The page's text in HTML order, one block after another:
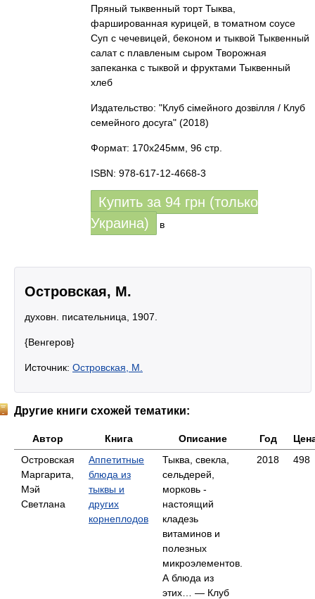
Пряный тыквенный торт Тыква,
фаршированная курицей, в томатном соусе
Суп с чечевицей, беконом и тыквой Тыквенный
салат с плавленым сыром Творожная
запеканка с тыквой и фруктами Тыквенный
хлеб
Издательство: "Клуб сімейного дозвілля / Клуб
семейного досуга" (2018)
Формат: 170x245мм, 96 стр.
ISBN: 978-617-12-4668-3
Купить за 94 грн (только
Украина)
в
Островская, М.
духовн. писательница, 1907.
{Венгеров}
Источник: Островская, М.
Другие книги схожей тематики:
Автор Книга Описание Год
Островская
Маргарита,
Мэй
Светлана
Аппетитные
блюда из
тыквы и
других
корнеплодов
Тыква, свекла,
сельдерей,
морковь -
настоящий
кладезь
витаминов и
полезных
микроэлементов.
А блюда из
этих… — Клуб
2018 498